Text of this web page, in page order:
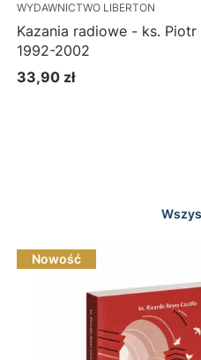
WYDAWNICTWO LIBERTON
Kazania radiowe - ks.
1992-2002
Cena
33,90 zł
Nowość